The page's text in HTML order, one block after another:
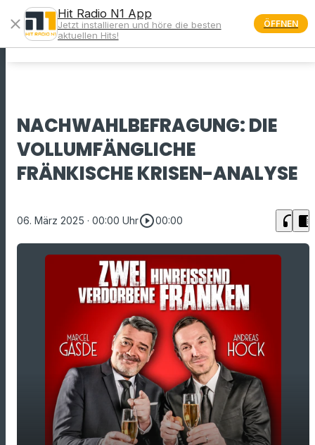
menu
NACHWAHLBEFRAGUNG: DIE
VOLLUMFÄNGLICHE
FRÄNKISCHE KRISEN-ANALYSE
06. März 2025 · 00:00 Uhrplay_circle_outline00:00 headphones chrome_reader_mode
close
Hit Radio N1 App
Jetzt installieren und höre die besten
aktuellen Hits!
ÖFFNEN